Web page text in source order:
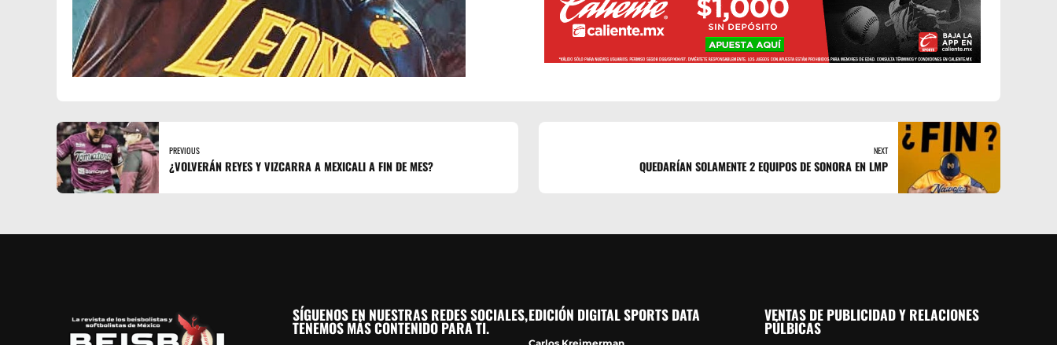
PREVIOUS
¿VOLVERÁN REYES Y VIZCARRA A MEXICALI A FIN DE MES?
NEXT
QUEDARÍAN SOLAMENTE 2 EQUIPOS DE SONORA EN LMP
SÍGUENOS EN NUESTRAS REDES SOCIALES,
TENEMOS MÁS CONTENIDO PARA TI.
EDICIÓN DIGITAL SPORTS DATA VENTAS DE PUBLICIDAD Y RELACIONES
PÚLBICAS